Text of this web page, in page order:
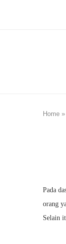
Home »
Pada
orang
Selain